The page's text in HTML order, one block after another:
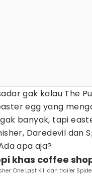
gak kalau The
egg yang
gak banyak, tapi
Daredevil dan
apa aja?
khas coffee
One Last Kill dan trailer